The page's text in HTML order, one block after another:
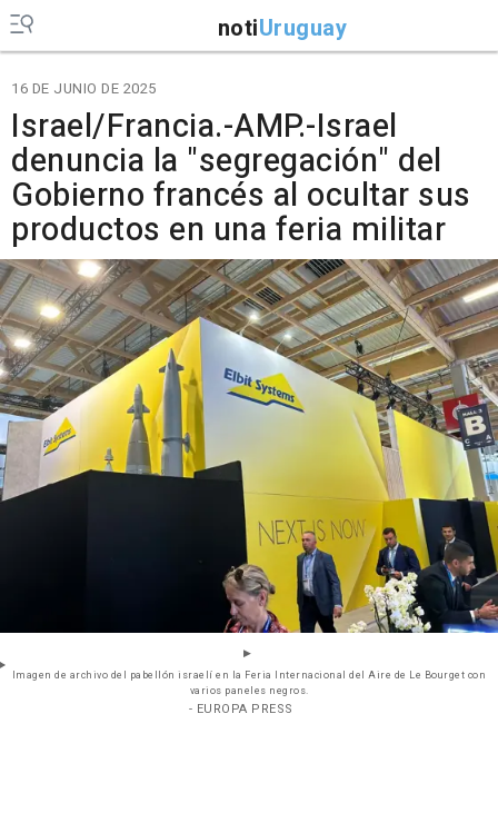
notiUruguay
16 DE JUNIO DE 2025
Israel/Francia.-AMP.-Israel
denuncia la "segregación" del
Gobierno francés al ocultar sus
productos en una feria militar
Imagen de archivo del pabellón israelí en la Feria Internacional del Aire de Le Bourget con
varios paneles negros.
- EUROPA PRESS